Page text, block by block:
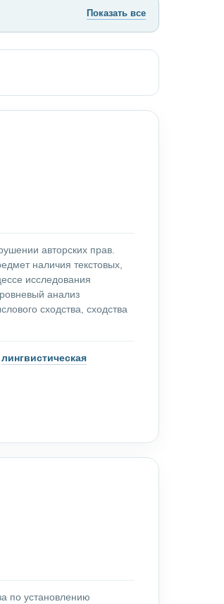
Показать все
авторских прав.
наличия текстовых,
исследования
анализ
сходства, сходства
лингвистическая
по установлению